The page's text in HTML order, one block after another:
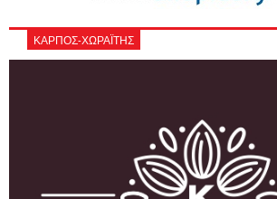
ΚΑΡΠΟΣ-ΧΩΡΑΪΤΗΣ